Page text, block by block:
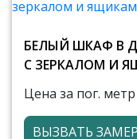
БЕЛЫЙ ШКАФ В
С ЗЕРКАЛОМ И
Цена за пог.
ВЫЗВАТЬ